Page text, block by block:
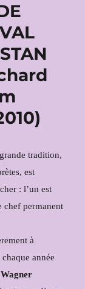
tradition,
est
: l’un est
chef permanent
à
année